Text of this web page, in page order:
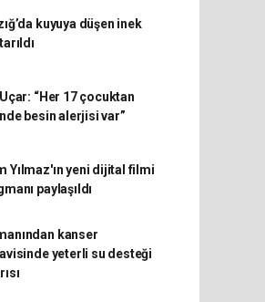
kuyuya düşen inek
Uçar: “Her 17 çocuktan
besin alerjisi var”
Yılmaz'ın yeni dijital filmi
paylaşıldı
kanser
yeterli su desteği